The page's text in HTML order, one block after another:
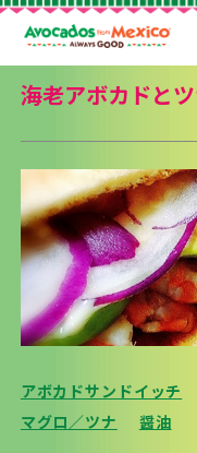
海老アボカドと
アボカドサンドイッチ
マグロ／ツナ
醤油